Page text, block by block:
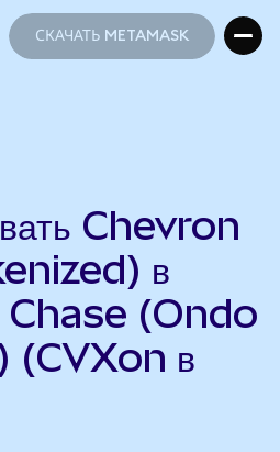
СКАЧАТЬ METAMASK
Chevron
в
(Ondo
(CVXon в